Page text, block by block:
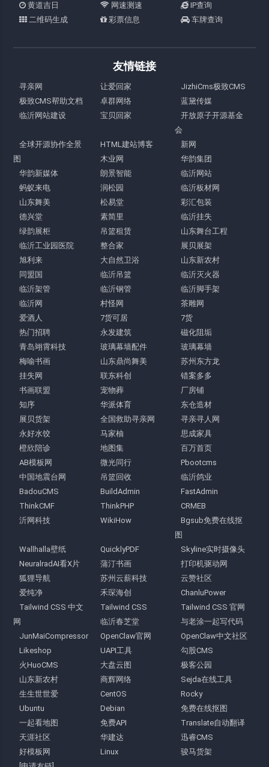
黄道吉日
网速测速
IP查询
二维码生成
彩票信息 车牌查询
友情链接
寻亲网 让爱回家
JizhiCms极致CMS
极致CMS帮助文档
卓群网络
蓝黛传媒
临沂网站建设
宝贝回家
开放原子开源基金
会
全球开源协作全景
图
HTML建站博客
新网
木业网
华韵集团
华韵新媒体
朗景智能
临沂网站
蚂蚁来电
润松园
临沂板材网
山东舞美
松易堂
彩汇包装
德兴堂
素简里
临沂挂失
绿韵展柜
吊篮租赁
山东舞台工程
临沂工业园医院
整合家
展贝展架
旭利来
大自然卫浴
山东新农村
同盟国
临沂吊篮
临沂灭火器
临沂架管
临沂钢管
临沂脚手架
临沂网
村怪网
茶雕网
爱酒人
7货可居
7货
热门招聘
永发建筑
磁化阻垢
青岛翊霄科技
玻璃幕墙配件
玻璃幕墙
梅喻书画
山东鼎尚舞美
苏州东方龙
挂失网
联东科创
错案多多
书画联盟
宠物葬
厂房铺
知序
华派体育
东仓造材
展贝货架
全国救助寻亲网
寻亲寻人网
永好水饺
马家柚
思成家具
橙欣陪诊
地图集
百万首页
AB模板网
微光同行
Pbootcms
中国地震台网
吊篮回收
临沂鸽业
BadouCMS
BuildAdmin
FastAdmin
ThinkCMF
ThinkPHP
CRMEB
沂网科技
WikiHow
Bgsub免费在线抠
图
Wallhalla壁纸
QuicklyPDF
Skyline实时摄像头
NeuralradAI看X片
蒲汀书画
打印机驱动网
狐狸导航
苏州云薪科技
云赞社区
爱纯净
禾琛海创
ChanluPower
Tailwind CSS 中文
网
Tailwind CSS
Tailwind CSS 官网
临沂春芝堂
与老涂一起写代码
JunMaiCompressor
OpenClaw官网
OpenClaw中文社区
Likeshop
UAPI工具
勾股CMS
火HuoCMS
大盘云图
极客公园
山东新农村
商辉网络
Sejda在线工具
生生世世爱
CentOS
Rocky
Ubuntu
Debian
免费在线抠图
一起看地图
免费API
Translate自动翻译
天涯社区
华建达
迅睿CMS
好模板网
Linux
骏马货架